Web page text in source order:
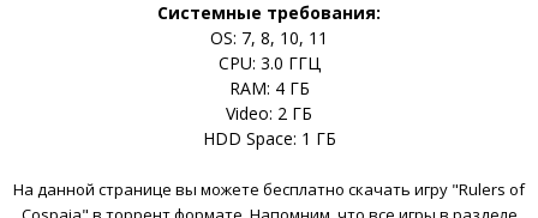
Системные требования:
OS: 7, 8, 10, 11
CPU: 3.0 ГГЦ
RAM: 4 ГБ
Video: 2 ГБ
HDD Space: 1 ГБ
На данной странице вы можете бесплатно скачать игру "Rulers of